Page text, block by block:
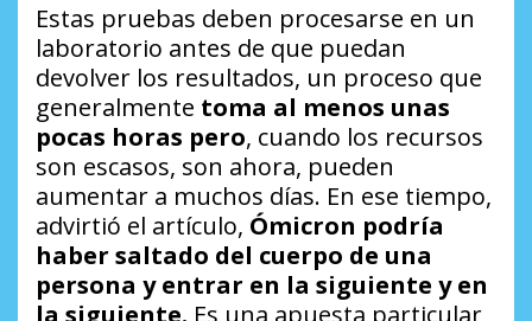
Estas pruebas deben procesarse en un
laboratorio antes de que puedan
devolver los resultados, un proceso que
generalmente toma al menos unas
pocas horas pero, cuando los recursos
son escasos, son ahora, pueden
aumentar a muchos días. En ese tiempo,
advirtió el artículo, Ómicron podría
haber saltado del cuerpo de una
persona y entrar en la siguiente y en
la siguiente. Es una apuesta particular